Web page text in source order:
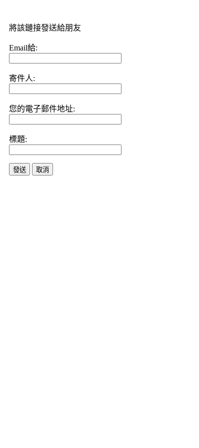
將該鏈接發送給朋友
Email給:
寄件人:
您的電子郵件地址:
標題:
發送 取消